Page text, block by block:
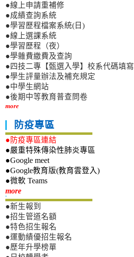
●線上申請重補修
●成績查詢系統
●學習歷程檔案系統(日)
●線上選課系統
●學習歷程（夜）
●學雜費繳費及查詢
●四技二專【甄選入學】校系代碼填寫
●學生評量辦法及補充規定
●中學生網站
●後期中等教育普查問卷
more
防疫專區
●防疫專區連結
●嚴重特殊傳染性肺炎專區
●Google meet
●Google教育版(教育雲登入)
●微軟 Teams
more新生專區
●新生報到
●招生管道名額
●特色招生報名
●運動績優招生報名
●歷年升學榜單